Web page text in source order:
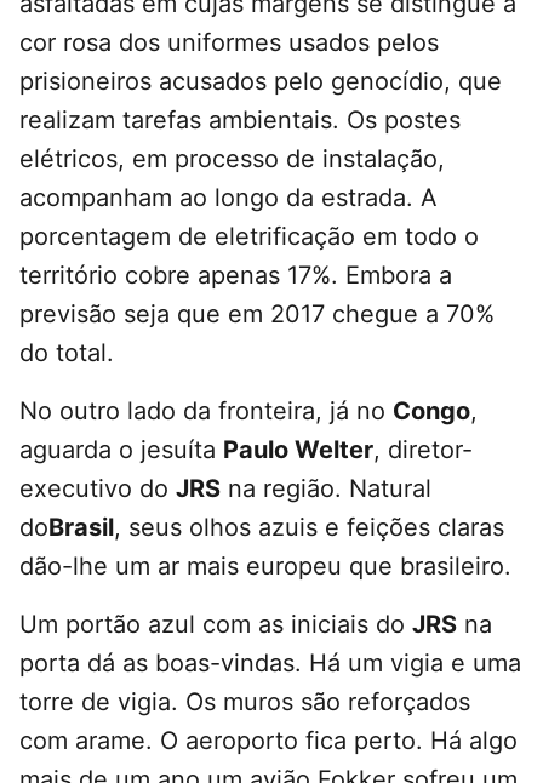
cor rosa dos uniformes usados pelos
prisioneiros acusados pelo genocídio, que
realizam tarefas ambientais. Os postes
elétricos, em processo de instalação,
acompanham ao longo da estrada. A
porcentagem de eletrificação em todo o
território cobre apenas 17%. Embora a
previsão seja que em 2017 chegue a 70%
do total.
No outro lado da fronteira, já no Congo,
aguarda o jesuíta Paulo Welter, diretor-
executivo do JRS na região. Natural
doBrasil, seus olhos azuis e feições claras
dão-lhe um ar mais europeu que brasileiro.
Um portão azul com as iniciais do JRS na
porta dá as boas-vindas. Há um vigia e uma
torre de vigia. Os muros são reforçados
com arame. O aeroporto fica perto. Há algo